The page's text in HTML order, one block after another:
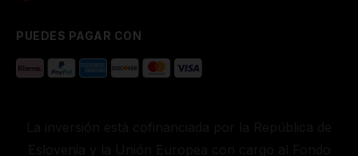
PUEDES PAGAR CON